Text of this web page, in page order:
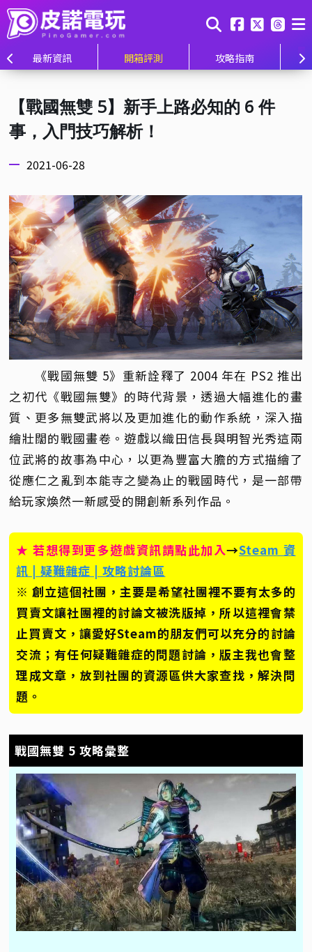
最新資訊 開箱評測 攻略指南
【戰國無雙 5】新手上路必知的 6 件
事，入門技巧解析！
2021-06-28
《戰國無雙 5》重新詮釋了 2004 年在 PS2 推出
之初代《戰國無雙》的時代背景，透過大幅進化的畫
質、更多無雙武將以及更加進化的動作系統，深入描
繪壯闊的戰國畫卷。遊戲以織田信長與明智光秀這兩
位武將的故事為中心，以更為豐富大膽的方式描繪了
從應仁之亂到本能寺之變為止的戰國時代，是一部帶
給玩家煥然一新感受的開創新系列作品。
★ 若想得到更多遊戲資訊請點此加入→Steam 資
訊 | 疑難雜症 | 攻略討論區
※ 創立這個社團，主要是希望社團裡不要有太多的
買賣文讓社團裡的討論文被洗版掉，所以這裡會禁
止買賣文，讓愛好Steam的朋友們可以充分的討論
交流；有任何疑難雜症的問題討論，版主我也會整
理成文章，放到社團的資源區供大家查找，解決問
題。
戰國無雙 5 攻略彙整